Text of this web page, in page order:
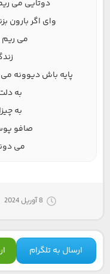
دوتایی می
وای اگر بارون
می ریم
پایه باش دیوونه
به
به
صافو
می
8 آوریل 2024
ارسال به تلگرام